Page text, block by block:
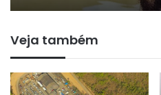
Meninas de 13 e 15
homem preso em
de pornografia
Veja também